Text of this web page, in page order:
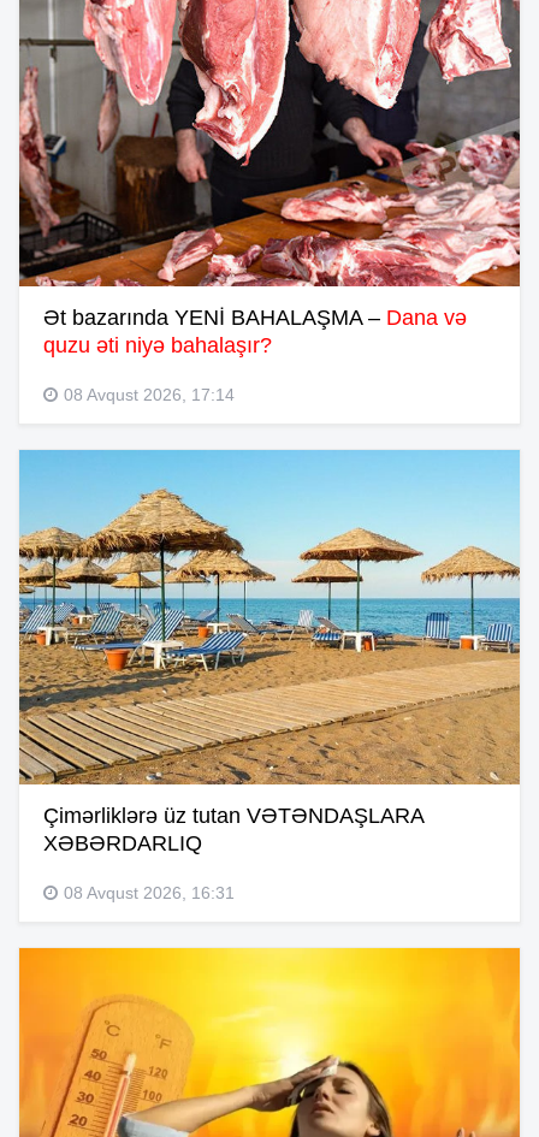
Ət bazarında YENİ BAHALAŞMA – Dana və
quzu əti niyə bahalaşır?
08 Avqust 2026, 17:14
Çimərliklərə üz tutan VƏTƏNDAŞLARA
XƏBƏRDARLIQ
08 Avqust 2026, 16:31